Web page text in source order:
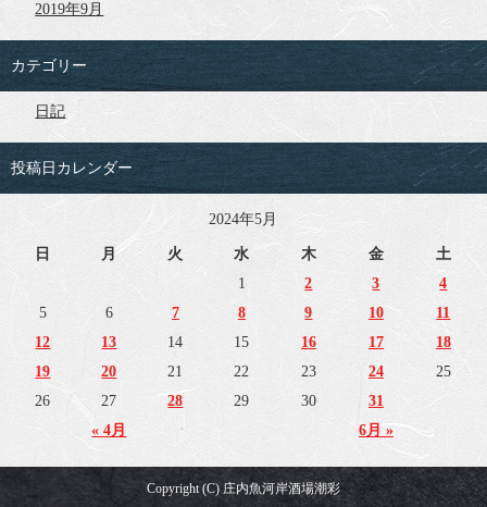
2019年9月
カテゴリー
日記
投稿日カレンダー
2024年5月
日 月 火 水 木 金 土
« 4月 6月 »
1 2 3
4
5
6 7 8 9 10
11
12
13 14 15 16 17
18
19
20 21 22 23 24
25
26
27 28 29 30 31
Copyright (C) 庄内魚河岸酒場潮彩